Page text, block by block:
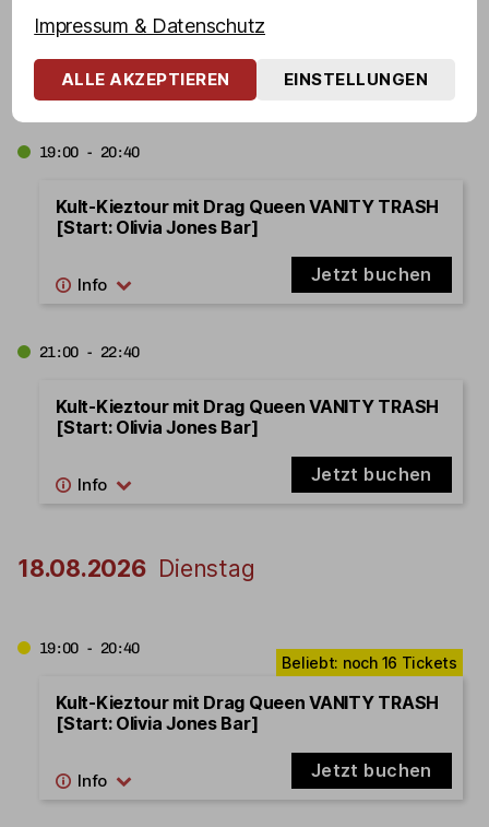
17.08.2026 Montag
19:00 - 20:40
Kult-Kieztour mit Drag Queen VANITY TRASH
[Start: Olivia Jones Bar]
Jetzt buchen
21:00 - 22:40
Kult-Kieztour mit Drag Queen VANITY TRASH
[Start: Olivia Jones Bar]
Jetzt buchen
18.08.2026 Dienstag
19:00 - 20:40
Kult-Kieztour mit Drag Queen VANITY TRASH
[Start: Olivia Jones Bar]
Jetzt buchen
Impressum & Datenschutz
ALLE AKZEPTIEREN EINSTELLUNGEN